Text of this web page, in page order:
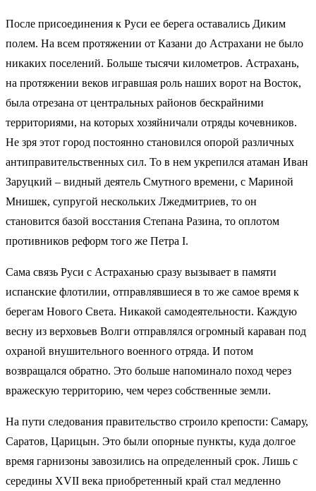
После присоединения к Руси ее берега оставались Диким
полем. На всем протяжении от Казани до Астрахани не было
никаких поселений. Больше тысячи километров. Астрахань,
на протяжении веков игравшая роль наших ворот на Восток,
была отрезана от центральных районов бескрайними
территориями, на которых хозяйничали отряды кочевников.
Не зря этот город постоянно становился опорой различных
антиправительственных сил. То в нем укрепился атаман Иван
Заруцкий – видный деятель Смутного времени, с Мариной
Мнишек, супругой нескольких Лжедмитриев, то он
становится базой восстания Степана Разина, то оплотом
противников реформ того же Петра I.
Сама связь Руси с Астраханью сразу вызывает в памяти
испанские флотилии, отправлявшиеся в то же самое время к
берегам Нового Света. Никакой самодеятельности. Каждую
весну из верховьев Волги отправлялся огромный караван под
охраной внушительного военного отряда. И потом
возвращался обратно. Это больше напоминало поход через
вражескую территорию, чем через собственные земли.
На пути следования правительство строило крепости: Самару,
Саратов, Царицын. Это были опорные пункты, куда долгое
время гарнизоны завозились на определенный срок. Лишь с
середины XVII века приобретенный край стал медленно